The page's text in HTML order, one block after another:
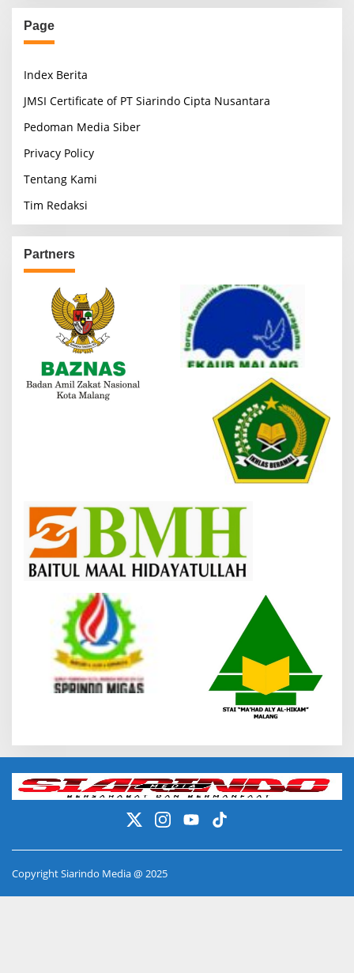
Page
Index Berita
JMSI Certificate of PT Siarindo Cipta Nusantara
Pedoman Media Siber
Privacy Policy
Tentang Kami
Tim Redaksi
Partners
Copyright Siarindo Media @ 2025